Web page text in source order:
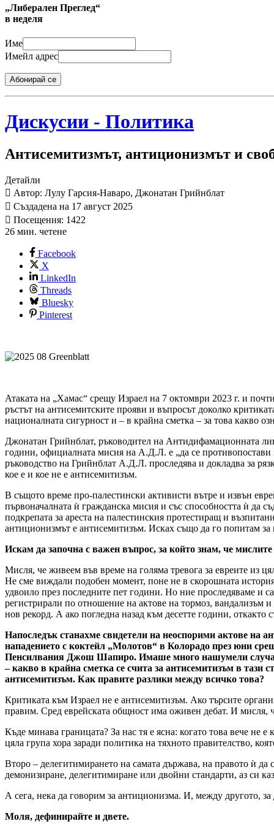
„Либерален Преглед“
в неделя
Име
Имейл адрес
Абонирай се
Дискусии - Политика
Антисемитизмът, антиционизмът и
Детайли
Автор: Лулу Гарсия-Наваро, Джонатан Грийнблат
Създадена на 17 август 2025
Посещения: 1422
26 мин. четене
Facebook
X
LinkedIn
Threads
Bluesky
Pinterest
Атаката на „Хамас“ срещу Израел на 7 октомври 2023 г. и
ръстът на антисемитските прояви и въпросът доколко
националната сигурност и – в крайна сметка – за това какво
Джонатан Грийнблат, ръководител на Антидифамационната
години, официалната мисия на А.Д.Л. е „да се
ръководство на Грийнблат А.Д.Л. проследява и докладва за
кое е и кое не е антисемитизъм.
В същото време про-палестински активисти вътре и извън
първоначалната ѝ гражданска мисия и със способността ѝ да
подкрепата за ареста на палестинския протестиращ и
антиционизмът е антисемитизъм. Исках също да го попитам за
Искам да започна с важен въпрос, за който знам, че
Мисля, че живеем във време на голяма тревога за евреите из
Не сме виждали подобен момент, поне не в скорошната
удвоило през последните пет години. Но ние проследяваме и
регистрирали по отношение на актове на тормоз, вандализъм
нов рекорд. А ако погледна назад към десетте години,
Напоследък станахме свидетели на неоспорими актове на
нападението с коктейл „Молотов“ в Колорадо през юни
Пенсилвания Джош Шапиро. Имаше много нашумели случаи
– какво в крайна сметка се счита за антисемитизъм в
антисемитизъм. Как правите разлики между всичко това?
Критиката към Израел не е антисемитизъм. Ако търсите
правим. Сред еврейската общност има оживен дебат. И мисля,
Къде минава границата? За нас тя е ясна: когато това вече
цяла група хора заради политика на тяхното правителство,
Второ – делегитимирането на самата държава, на правото ѝ
демонизиране, делегитимиране или двойни стандарти, аз си
А сега, нека да говорим за антиционизма. И, между другото,
Моля, дефинирайте и двете.